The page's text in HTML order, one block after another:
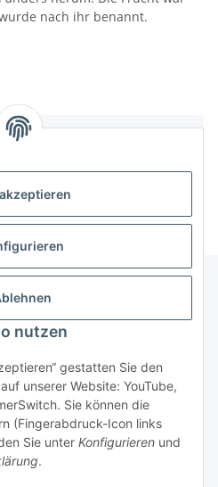
nutzen
gestatten Sie den
unserer Website: YouTube,
Sie können die
(Fingerabdruck-Icon links
Sie unter Konfigurieren und
.
nach ihr benannt.